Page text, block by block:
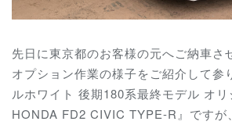
先日に東京都のお客様の元へご納車さ
オプション作業の様子をご紹介して参
ルホワイト 後期180系最終モデル オ
HONDA FD2 CIVIC TYPE-R』ですが